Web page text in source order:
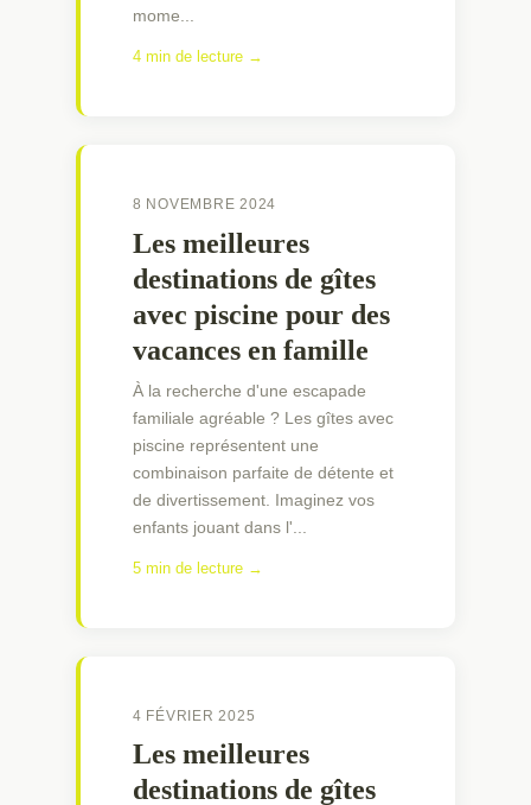
mome...
4 min de lecture →
8 NOVEMBRE 2024
Les meilleures
destinations de gîtes
avec piscine pour des
vacances en famille
À la recherche d'une escapade
familiale agréable ? Les gîtes avec
piscine représentent une
combinaison parfaite de détente et
de divertissement. Imaginez vos
enfants jouant dans l'...
5 min de lecture →
4 FÉVRIER 2025
Les meilleures
destinations de gîtes